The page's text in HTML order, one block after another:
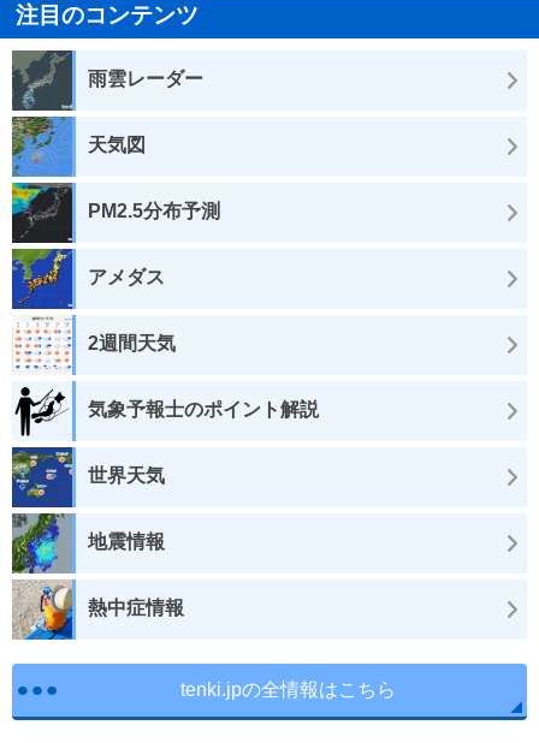
注目のコンテンツ
雨雲レーダー
天気図
PM2.5分布予測
アメダス
2週間天気
気象予報士のポイント解説
世界天気
地震情報
熱中症情報
tenki.jpの全情報はこちら